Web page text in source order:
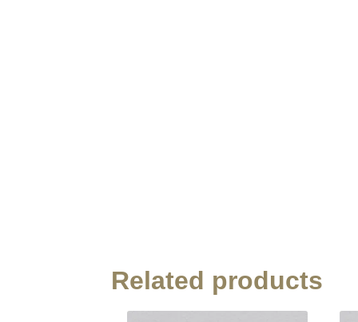
Related products